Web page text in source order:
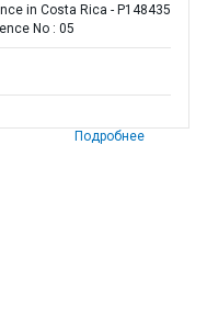
in Costa Rica - P148435
No : 05
Подробнее